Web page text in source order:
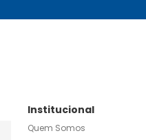
Institucional
Quem Somos